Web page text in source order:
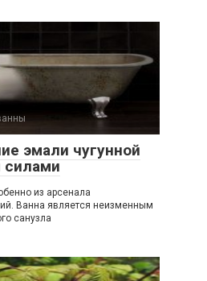
эмали чугунной
силами
из арсенала
Ванна является неизменным
санузла